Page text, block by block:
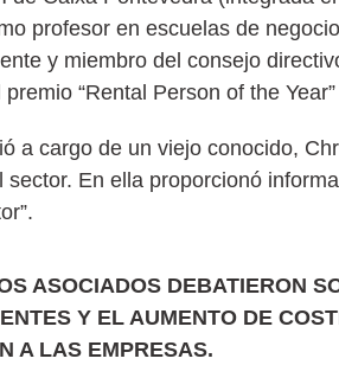
profesor en escuelas de
y miembro del consejo
“Rental Person of the
a cargo de un viejo conocido,
En ella proporcionó
ASOCIADOS DEBATIERON
Y EL AUMENTO DE
A LAS EMPRESAS.